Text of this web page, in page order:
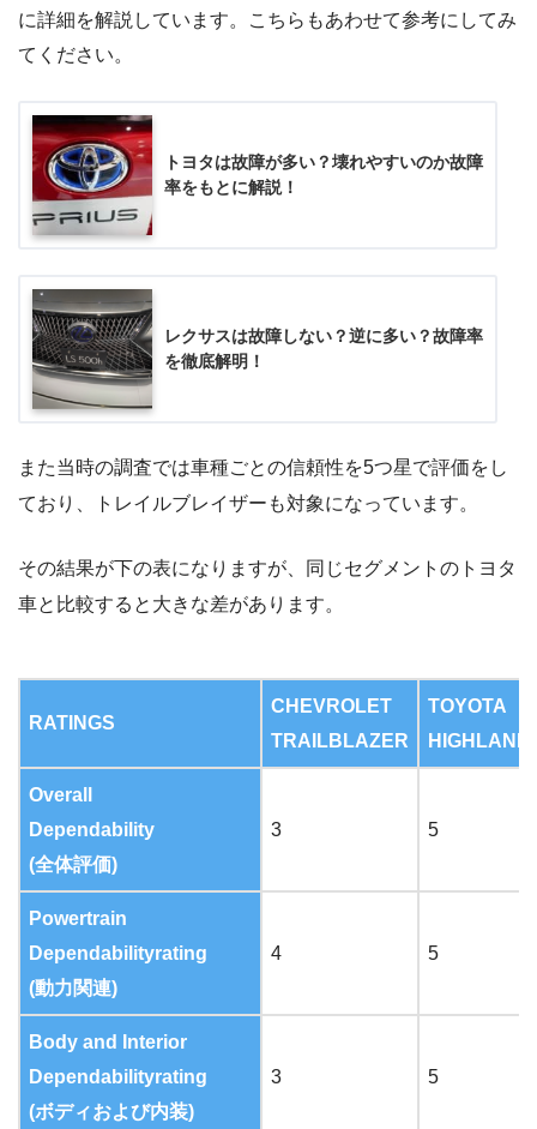
に詳細を解説しています。こちらもあわせて参考にしてみ
てください。
トヨタは故障が多い？壊れやすいのか故障
率をもとに解説！
レクサスは故障しない？逆に多い？故障率
を徹底解明！
また当時の調査では車種ごとの信頼性を5つ星で評価をし
ており、トレイルブレイザーも対象になっています。
その結果が下の表になりますが、同じセグメントのトヨタ
車と比較すると大きな差があります。
RATINGS
CHEVROLET
TRAILBLAZER
TOYOTA
Overall
Dependability
(全体評価)
3 5
Powertrain
Dependabilityrating
(動力関連)
4 5
Body and Interior
Dependabilityrating
(ボディおよび内装)
3 5